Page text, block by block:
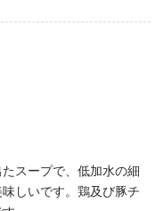
スープで、低加水の細
しいです。鶏及び豚チ